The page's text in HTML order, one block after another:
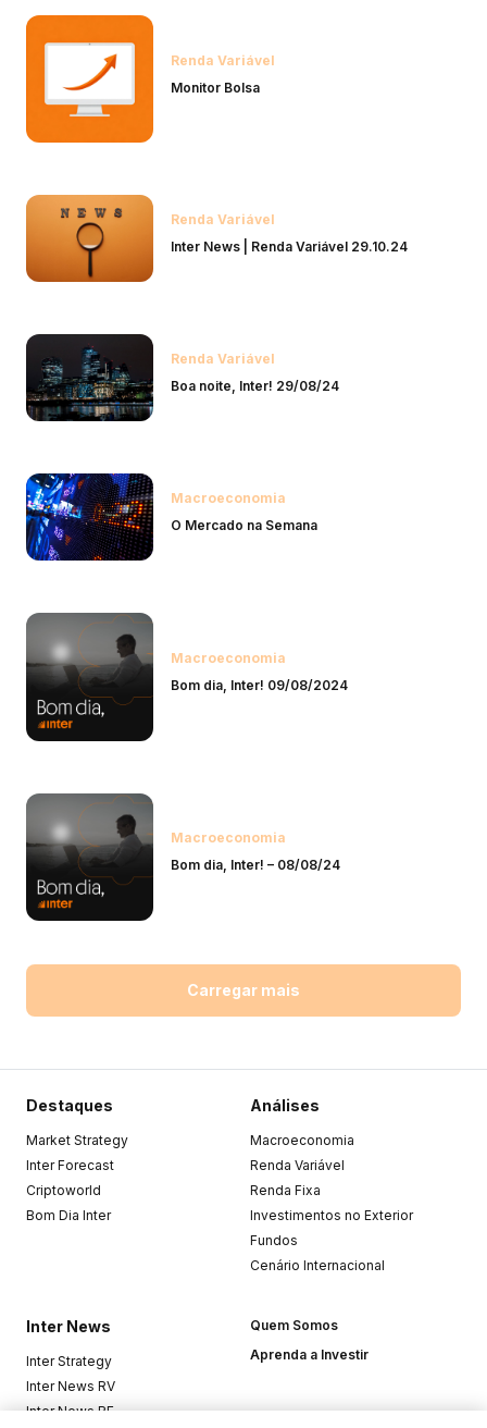
Renda Variável
Monitor Bolsa
Renda Variável
Inter News | Renda Variável 29.10.24
Renda Variável
Boa noite, Inter! 29/08/24
Macroeconomia
O Mercado na Semana
Macroeconomia
Bom dia, Inter! 09/08/2024
Macroeconomia
Bom dia, Inter! – 08/08/24
Carregar mais
Destaques
Market Strategy
Inter Forecast
Criptoworld
Bom Dia Inter
Análises
Macroeconomia
Renda Variável
Renda Fixa
Investimentos no Exterior
Fundos
Cenário Internacional
Inter News
Inter Strategy
Inter News RV
Inter News RF
Quem Somos
Aprenda a Investir